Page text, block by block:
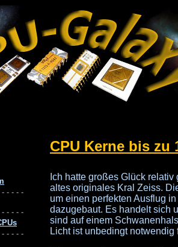
CPU Kerne bis zu
Ich hatte großes Glück
altes originales Kral Zeiss.
um einen perfekten Ausflug
dazugebaut. Es handelt sich
sind auf einem
Licht ist unbedingt